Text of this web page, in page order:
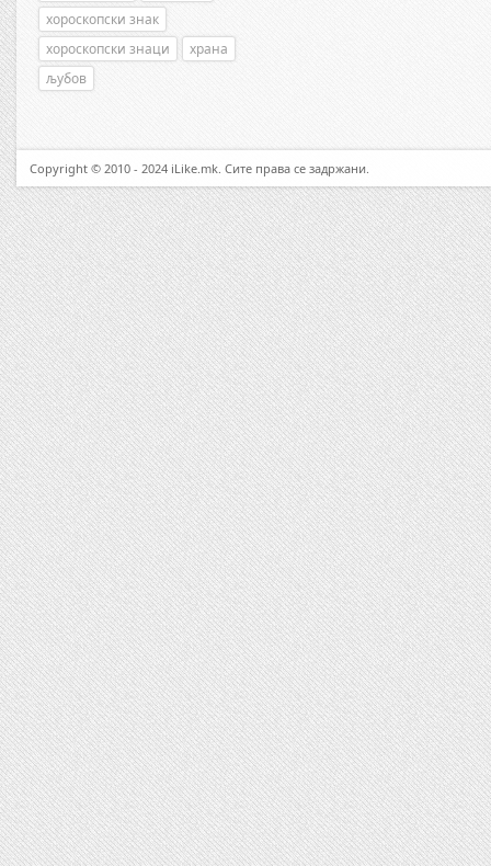
хороскопски знак
хороскопски знаци
храна
љубов
Copyright © 2010 - 2024 iLike.mk. Сите права се задржани.